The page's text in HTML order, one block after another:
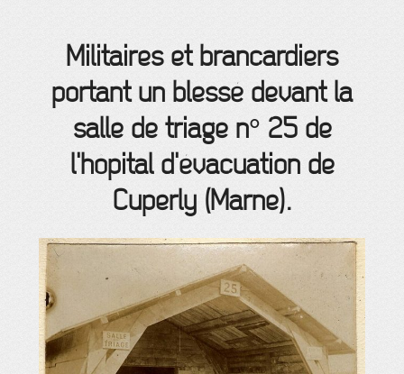
Militaires et brancardiers
portant un blessé devant la
salle de triage n° 25 de
l'hôpital d'évacuation de
Cuperly (Marne).